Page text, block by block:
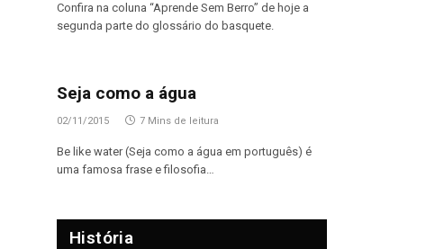
Confira na coluna “Aprende Sem Berro” de hoje a
segunda parte do glossário do basquete.
Seja como a água
02/11/2015 7 Mins de leitura
Be like water (Seja como a água em português) é
uma famosa frase e filosofia…
História